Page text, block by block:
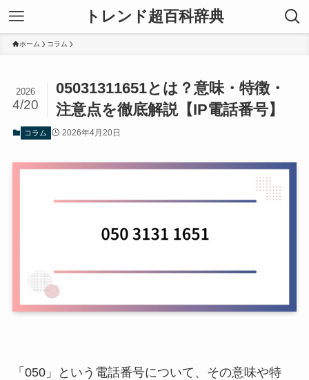
トレンド超百科辞典
ホーム コラム
05031311651とは？意味・特徴・
注意点を徹底解説【IP電話番号】
2026
4/20
コラム 2026年4月20日
「050」という電話番号について、その意味や特